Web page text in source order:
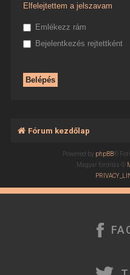
Elfelejtettem a jelszavam
Emlékezz rám
Bejelentkezés rejtettként
Fórum kezdőlap
Powered by phpBB®
Magyar fordítás ©